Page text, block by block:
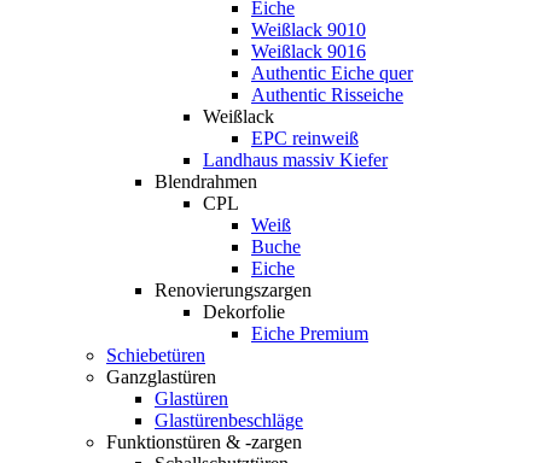
Eiche
Weißlack 9010
Weißlack 9016
Authentic Eiche quer
Authentic Risseiche
Weißlack
EPC reinweiß
Landhaus massiv Kiefer
Blendrahmen
CPL
Weiß
Buche
Eiche
Renovierungszargen
Dekorfolie
Eiche Premium
Schiebetüren
Ganzglastüren
Glastüren
Glastürenbeschläge
Funktionstüren & -zargen